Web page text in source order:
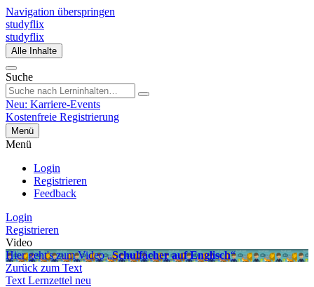
Navigation überspringen
studyflix
studyflix
Alle Inhalte
Suche
Neu: Karriere-Events
Kostenfreie Registrierung
Menü
Menü
Login
Registrieren
Feedback
Login
Registrieren
Video
Hier geht's zum Video „Schulfächer auf Englisch“
Zurück zum Text
Text Lernzettel neu